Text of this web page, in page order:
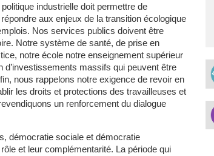
industrielle doit permettre de
aux enjeux de la transition écologique
Nos services publics doivent être
Notre système de santé, de prise en
notre école notre enseignement supérieur
massifs qui peuvent être
nous rappelons notre exigence de revoir en
les droits et protections des travailleuses et
un renforcement du dialogue
démocratie sociale et démocratie
et leur complémentarité. La période qui